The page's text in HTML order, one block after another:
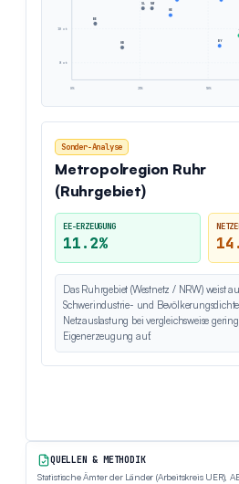
0% 25% 50%
8 ct
10 ct
BY
HB
NW
SL
BE
Sonder-Analyse
Metropolregion Ruhr
(Ruhrgebiet)
EE-ERZEUGUNG
11.2%
Das Ruhrgebiet (Westnetz / NRW) weist
Schwerindustrie- und
Netzauslastung bei vergleichsweise
Eigenerzeugung auf.
QUELLEN & METHODIK
Statistische Ämter der Länder (Arbeitskreis UER),